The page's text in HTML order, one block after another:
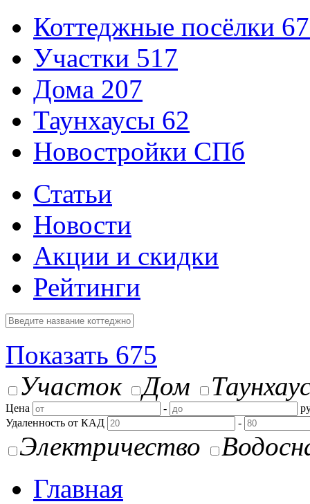
Коттеджные посёлки
Участки 517
Дома 207
Таунхаусы 62
Новостройки СПб
Статьи
Новости
Акции и скидки
Рейтинги
Показать 675
Участок
Дом
Цена -
Удаленность от КАД
-
Электричество
Главная